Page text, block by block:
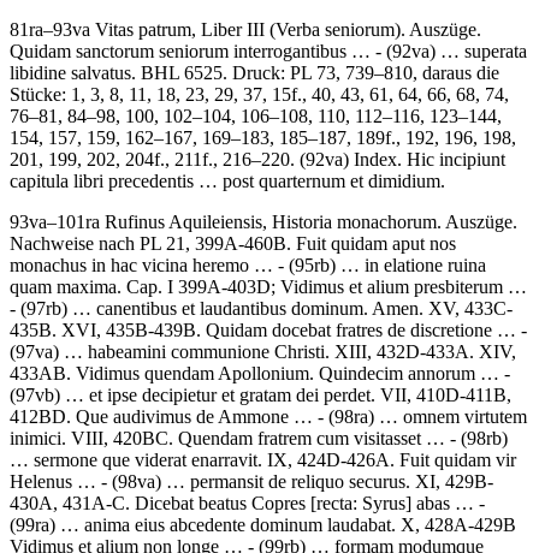
81ra–93va Vitas patrum, Liber III (Verba seniorum). Auszüge.
Quidam sanctorum seniorum interrogantibus … - (92va) … superata
libidine salvatus. BHL 6525. Druck: PL 73, 739–810, daraus die
Stücke: 1, 3, 8, 11, 18, 23, 29, 37, 15f., 40, 43, 61, 64, 66, 68, 74,
76–81, 84–98, 100, 102–104, 106–108, 110, 112–116, 123–144,
154, 157, 159, 162–167, 169–183, 185–187, 189f., 192, 196, 198,
201, 199, 202, 204f., 211f., 216–220. (92va) Index. Hic incipiunt
capitula libri precedentis … post quarternum et dimidium.
93va–101ra Rufinus Aquileiensis, Historia monachorum. Auszüge.
Nachweise nach PL 21, 399A-460B. Fuit quidam aput nos
monachus in hac vicina heremo … - (95rb) … in elatione ruina
quam maxima. Cap. I 399A-403D; Vidimus et alium presbiterum …
- (97rb) … canentibus et laudantibus dominum. Amen. XV, 433C-
435B. XVI, 435B-439B. Quidam docebat fratres de discretione … -
(97va) … habeamini communione Christi. XIII, 432D-433A. XIV,
433AB. Vidimus quendam Apollonium. Quindecim annorum … -
(97vb) … et ipse decipietur et gratam dei perdet. VII, 410D-411B,
412BD. Que audivimus de Ammone … - (98ra) … omnem virtutem
inimici. VIII, 420BC. Quendam fratrem cum visitasset … - (98rb)
… sermone que viderat enarravit. IX, 424D-426A. Fuit quidam vir
Helenus … - (98va) … permansit de reliquo securus. XI, 429B-
430A, 431A-C. Dicebat beatus Copres [recta: Syrus] abas … -
(99ra) … anima eius abcedente dominum laudabat. X, 428A-429B
Vidimus et alium non longe … - (99rb) … formam modumque